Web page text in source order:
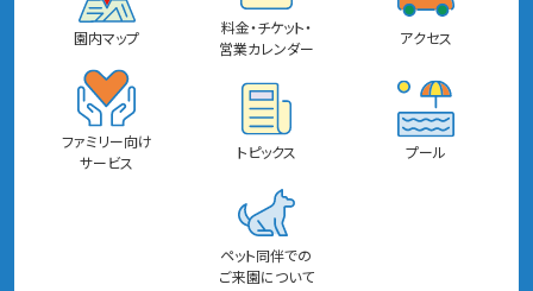
園内マップ
料金・チケット・
営業カレンダー
アクセス
ファミリー向け
サービス
トピックス プール
ペット同伴での
ご来園について